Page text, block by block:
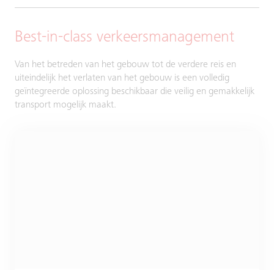
Best-in-class verkeersmanagement
Van het betreden van het gebouw tot de verdere reis en
uiteindelijk het verlaten van het gebouw is een volledig
geïntegreerde oplossing beschikbaar die veilig en gemakkelijk
transport mogelijk maakt.